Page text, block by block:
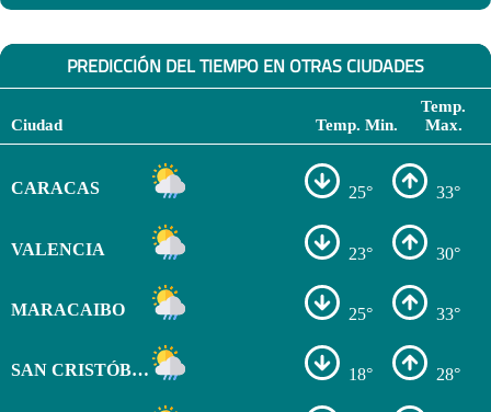
PREDICCIÓN DEL TIEMPO EN OTRAS CIUDADES
Ciudad Temp. Min.
Temp.
Max.
CARACAS 25° 33°
VALENCIA 23° 30°
MARACAIBO 25° 33°
SAN CRISTÓBAL 18° 28°